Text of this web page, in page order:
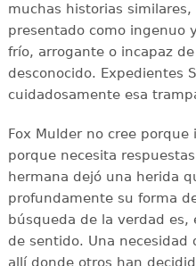
muchas historias
presentado como ingenuo
frío, arrogante o incapaz
desconocido. Expedientes
cuidadosamente esa
Fox Mulder no cree porque
porque necesita
hermana dejó una herida
profundamente su forma
búsqueda de la verdad
de sentido. Una necesidad
allí donde otros han